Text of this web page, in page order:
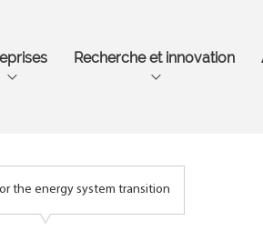
contenu
Recherche et innovation
the energy system transition